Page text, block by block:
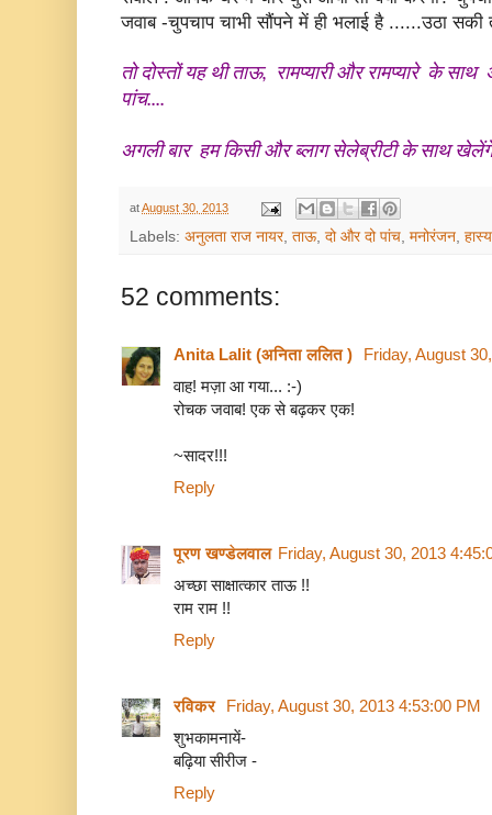
जवाब -चुपचाप चाभी सौंपने में ही भलाई है ......उठा सकी
तो दोस्तों यह थी ताऊ, रामप्यारी और रामप्यारे के
पांच....
अगली बार हम किसी और ब्लाग सेलेब्रीटी के साथ
atAugust 30, 2013
Labels: अनुलता राज नायर, ताऊ, दो और दो पांच, मनोरंजन, हास्य
52 comments:
Anita Lalit (अनिता ललित )
Friday, August
वाह! मज़ा आ गया... :-)
रोचक जवाब! एक से बढ़कर एक!
~सादर!!!
Reply
पूरण खण्डेलवाल Friday, August 30, 2013
अच्छा साक्षात्कार ताऊ !!
राम राम !!
Reply
रविकर
Friday, August 30, 2013 4:53:00 PM
शुभकामनायें-
बढ़िया सीरीज -
Reply